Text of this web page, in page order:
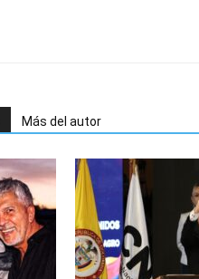
Más del autor